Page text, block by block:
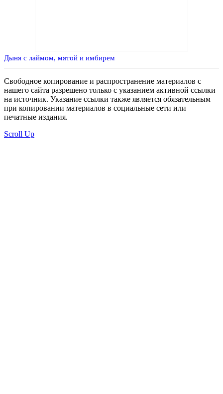
Дыня с лаймом, мятой и имбирем
Свободное копирование и распространение материалов с
нашего сайта разрешено только с указанием активной ссылки
на источник. Указание ссылки также является обязательным
при копировании материалов в социальные сети или
печатные издания.
Scroll Up